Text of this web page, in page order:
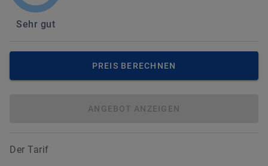
Sehr gut
PREIS BERECHNEN
ANGEBOT ANZEIGEN
Der Tarif